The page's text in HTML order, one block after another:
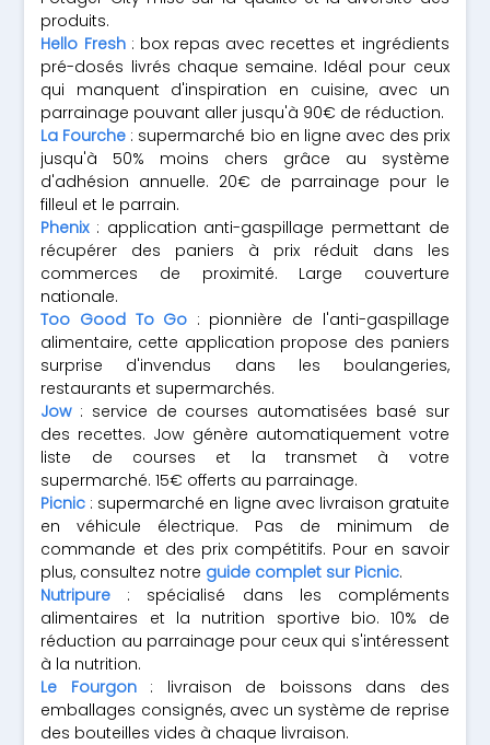
produits.
Hello Fresh: box repas avec recettes et ingrédients
pré-dosés livrés chaque semaine. Idéal pour ceux
qui manquent d'inspiration en cuisine, avec un
parrainage pouvant aller jusqu'à 90€ de réduction.
La Fourche : supermarché bio en ligne avec des prix
jusqu'à 50% moins chers grâce au système
d'adhésion annuelle. 20€ de parrainage pour le
filleul et le parrain.
Phenix: application anti-gaspillage permettant de
récupérer des paniers à prix réduit dans les
commerces de proximité. Large couverture
nationale.
Too Good To Go : pionnière de l'anti-gaspillage
alimentaire, cette application propose des paniers
surprise d'invendus dans les boulangeries,
restaurants et supermarchés.
Jow: service de courses automatisées basé sur
des recettes. Jow génère automatiquement votre
liste de courses et la transmet à votre
supermarché. 15€ offerts au parrainage.
Picnic : supermarché en ligne avec livraison gratuite
en véhicule électrique. Pas de minimum de
commande et des prix compétitifs. Pour en savoir
plus, consultez notre guide complet sur Picnic.
Nutripure : spécialisé dans les compléments
alimentaires et la nutrition sportive bio. 10% de
réduction au parrainage pour ceux qui s'intéressent
à la nutrition.
Le Fourgon: livraison de boissons dans des
emballages consignés, avec un système de reprise
des bouteilles vides à chaque livraison.